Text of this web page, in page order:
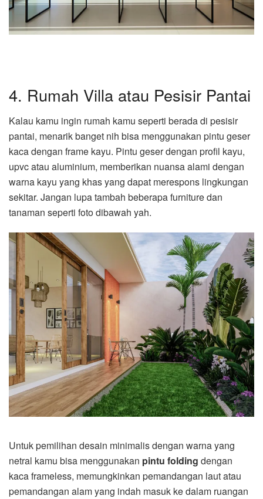
4. Rumah Villa atau Pesisir Pantai
Kalau kamu ingin rumah kamu seperti berada di pesisir
pantai, menarik banget nih bisa menggunakan pintu geser
kaca dengan frame kayu. Pintu geser dengan profil kayu,
upvc atau aluminium, memberikan nuansa alami dengan
warna kayu yang khas yang dapat merespons lingkungan
sekitar. Jangan lupa tambah beberapa furniture dan
tanaman seperti foto dibawah yah.
Untuk pemilihan desain minimalis dengan warna yang
netral kamu bisa menggunakan pintu folding dengan
kaca frameless, memungkinkan pemandangan laut atau
pemandangan alam yang indah masuk ke dalam ruangan